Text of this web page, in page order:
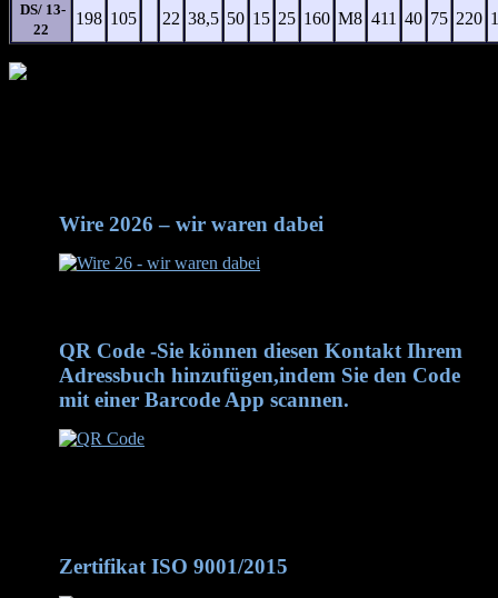
DS/ 13-
22
198 105 22 38,5 50 15 25 160 M8 411 40 75 220
Wire 2026 – wir waren dabei
QR Code -Sie können diesen Kontakt Ihrem
Adressbuch hinzufügen,indem Sie den Code
mit einer Barcode App scannen.
Zertifikat ISO 9001/2015